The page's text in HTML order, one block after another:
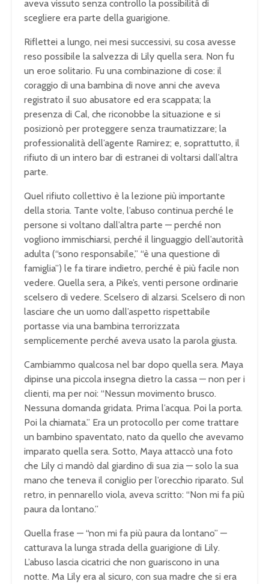
aveva vissuto senza controllo la possibilità di
scegliere era parte della guarigione.
Riflettei a lungo, nei mesi successivi, su cosa avesse
reso possibile la salvezza di Lily quella sera. Non fu
un eroe solitario. Fu una combinazione di cose: il
coraggio di una bambina di nove anni che aveva
registrato il suo abusatore ed era scappata; la
presenza di Cal, che riconobbe la situazione e si
posizionò per proteggere senza traumatizzare; la
professionalità dell’agente Ramirez; e, soprattutto, il
rifiuto di un intero bar di estranei di voltarsi dall’altra
parte.
Quel rifiuto collettivo è la lezione più importante
della storia. Tante volte, l’abuso continua perché le
persone si voltano dall’altra parte — perché non
vogliono immischiarsi, perché il linguaggio dell’autorità
adulta (“sono responsabile,” “è una questione di
famiglia”) le fa tirare indietro, perché è più facile non
vedere. Quella sera, a Pike’s, venti persone ordinarie
scelsero di vedere. Scelsero di alzarsi. Scelsero di non
lasciare che un uomo dall’aspetto rispettabile
portasse via una bambina terrorizzata
semplicemente perché aveva usato la parola giusta.
Cambiammo qualcosa nel bar dopo quella sera. Maya
dipinse una piccola insegna dietro la cassa — non per i
clienti, ma per noi: “Nessun movimento brusco.
Nessuna domanda gridata. Prima l’acqua. Poi la porta.
Poi la chiamata.” Era un protocollo per come trattare
un bambino spaventato, nato da quello che avevamo
imparato quella sera. Sotto, Maya attaccò una foto
che Lily ci mandò dal giardino di sua zia — solo la sua
mano che teneva il coniglio per l’orecchio riparato. Sul
retro, in pennarello viola, aveva scritto: “Non mi fa più
paura da lontano.”
Quella frase — “non mi fa più paura da lontano” —
catturava la lunga strada della guarigione di Lily.
L’abuso lascia cicatrici che non guariscono in una
notte. Ma Lily era al sicuro, con sua madre che si era